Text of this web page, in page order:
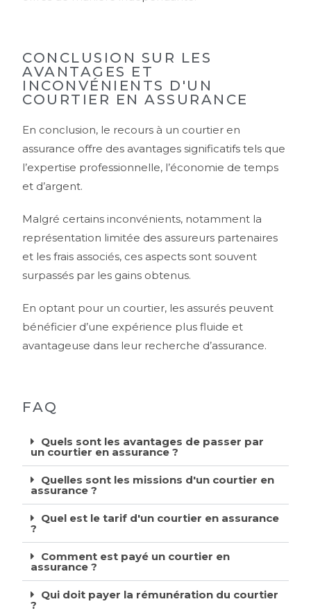
CONCLUSION SUR LES
AVANTAGES ET
INCONVÉNIENTS D'UN
COURTIER EN ASSURANCE
En conclusion, le recours à un courtier en
assurance offre des avantages significatifs tels que
l’expertise professionnelle, l’économie de temps
et d’argent.
Malgré certains inconvénients, notamment la
représentation limitée des assureurs partenaires
et les frais associés, ces aspects sont souvent
surpassés par les gains obtenus.
En optant pour un courtier, les assurés peuvent
bénéficier d’une expérience plus fluide et
avantageuse dans leur recherche d’assurance.
FAQ
Quels sont les avantages de passer par
un courtier en assurance ?
Quelles sont les missions d'un courtier en
assurance ?
Quel est le tarif d'un courtier en assurance
?
Comment est payé un courtier en
assurance ?
Qui doit payer la rémunération du courtier
?